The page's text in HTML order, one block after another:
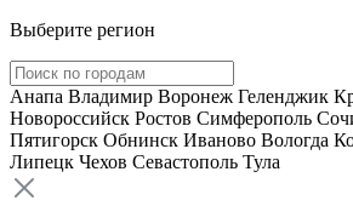
Выберите регион
Анапа Владимир Воронеж Геленджик
Новороссийск Ростов Симферополь
Пятигорск Обнинск Иваново Вологда
Липецк Чехов Севастополь Тула